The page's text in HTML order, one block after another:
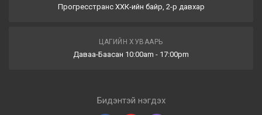
Прогресстранс ХХК-ийн байр, 2-р давхар
ЦАГИЙН ХУВААРЬ
Даваа-Баасан 10:00am - 17:00pm
Бидэнтэй нэгдэх